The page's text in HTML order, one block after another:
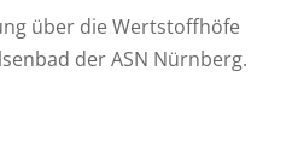
über die Wertstoffhöfe
der ASN Nürnberg.